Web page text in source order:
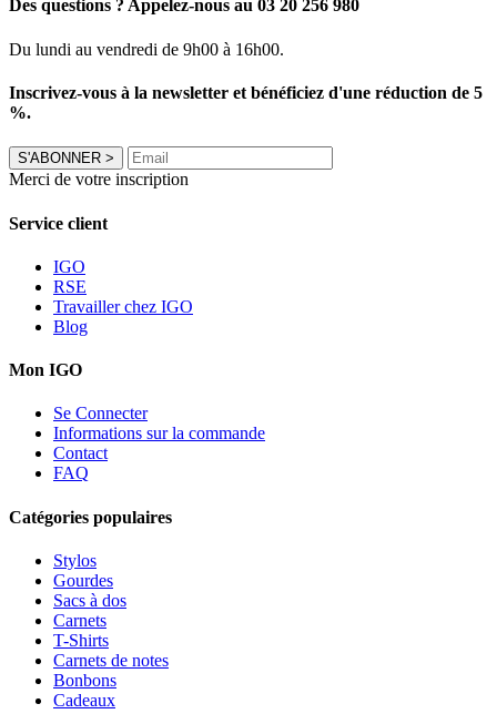
Des questions ? Appelez-nous au 03 20 256 980
Du lundi au vendredi de 9h00 à 16h00.
Inscrivez-vous à la newsletter et bénéficiez d'une réduction de 5
%.
S'ABONNER >
Merci de votre inscription
Service client
IGO
RSE
Travailler chez IGO
Blog
Mon IGO
Se Connecter
Informations sur la commande
Contact
FAQ
Catégories populaires
Stylos
Gourdes
Sacs à dos
Carnets
T-Shirts
Carnets de notes
Bonbons
Cadeaux